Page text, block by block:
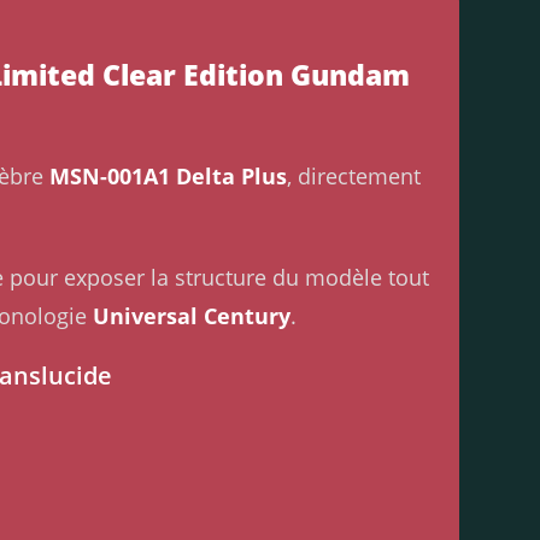
Clear Edition Gundam
MSN-001A1 Delta Plus, directement
pour exposer la structure du modèle tout
Universal Century.